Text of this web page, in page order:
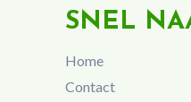
SNEL
Home
Contact